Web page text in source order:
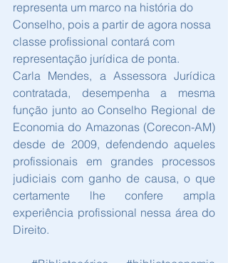
representa um marco na história do
Conselho, pois a partir de agora nossa
classe profissional contará com
representação jurídica de ponta.
Carla Mendes, a Assessora Jurídica
contratada, desempenha a mesma
função junto ao Conselho Regional de
Economia do Amazonas (Corecon-AM)
desde de 2009, defendendo aqueles
profissionais em grandes processos
judiciais com ganho de causa, o que
certamente lhe confere ampla
experiência profissional nessa área do
Direito.